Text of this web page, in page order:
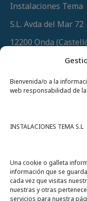
Bienvenida/o a la
web responsabilidad de
INSTALACIONES TEMA S.L
Una cookie o galleta
información que se
cada vez que visitas
nuestras y otras
servicios para nuestra
Instalaciones Tema
S.L. Avda del Mar 72
12200 Onda
(+34) 964
Urgencias y